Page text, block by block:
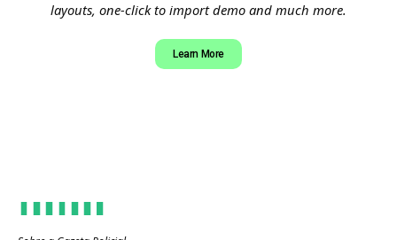
layouts, one-click to import demo and much more.
Learn More